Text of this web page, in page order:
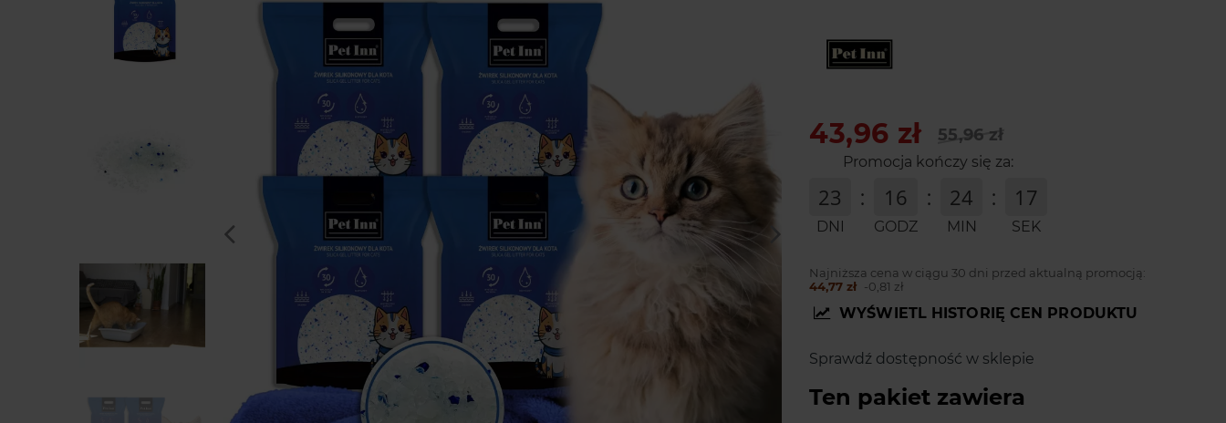
43,96 zł 55,96 zł
Promocja kończy się za:
23
DNI
: 16
GODZ
: 24
MIN
: 16
SEK
Najniższa cena w ciągu 30 dni przed aktualną promocją:
44,77 zł -0,81 zł
WYŚWIETL HISTORIĘ CEN PRODUKTU
Sprawdź dostępność w sklepie
Ten pakiet zawiera